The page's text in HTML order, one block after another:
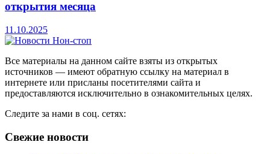
открытия месяца
11.10.2025
Все материалы на данном сайте взяты из открытых
источников — имеют обратную ссылку на материал в
интернете или присланы посетителями сайта и
предоставляются исключительно в ознакомительных целях.
Следите за нами в соц. сетях:
Свежие новости